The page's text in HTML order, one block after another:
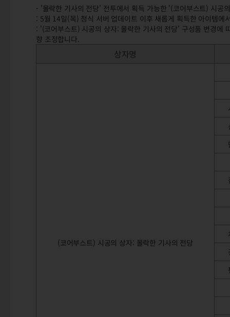
- '몰락한 기사의 전당' 전투에서 획득 가능한 '(코어부스트) 시공
: 5월 14일(목) 정식 서버 업데이트 이후 새롭게 획득한 아이템에
: '(코어부스트) 시공의 상자: 몰락한 기사의 전당' 구성품 변경에
향 조정합니다.
상자명
(코어부스트) 시공의 상자: 몰락한 기사의 전당